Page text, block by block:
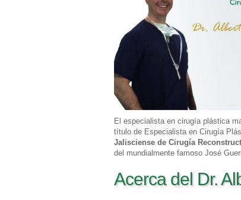
El especialista en cirugía plástica
título de Especialista en Cirugía
Jalisciense de Cirugía
del mundialmente famoso José
Acerca del Dr.